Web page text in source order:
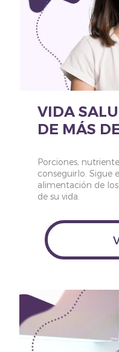
VIDA
DE MÁS
Porciones,
conseguirlo. Sigue
alimentación de
de su vida.